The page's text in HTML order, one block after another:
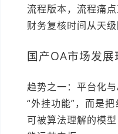
流程版本，流程痛
财务复核时间从天级
国产OA市场发
趋势之一：平台化
“外挂功能”，而是
可被算法理解的模